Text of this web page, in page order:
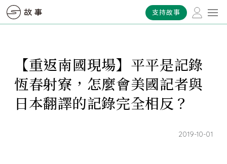
支持故事
【重返南國現場】平平是記錄
恆春射寮，怎麼會美國記者與
日本翻譯的記錄完全相反？
2019-10-01